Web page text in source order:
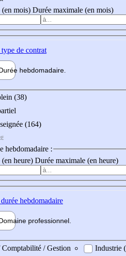
mois) Durée maximale (en mois)
de contrat
hebdomadaire
(38)
(164)
hebdomadaire :
heure) Durée maximale (en heure)
hebdomadaire
professionnel
Comptabilité / Gestion
Industrie